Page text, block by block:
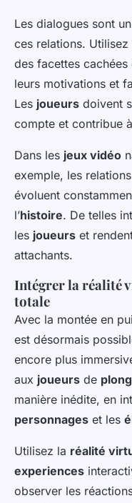
Les dialogues sont
ces relations.
des facettes cachées
leurs motivations et
Les joueurs doivent
compte et contribue
Dans les jeux vidéo
exemple, les
évoluent
l’histoire. De telles
les joueurs et
attachants.
Intégrer la réalité
totale
Avec la montée en
est désormais
encore plus
aux joueurs de
manière inédite, en
personnages et les
Utilisez la réalité
experiences
observer les